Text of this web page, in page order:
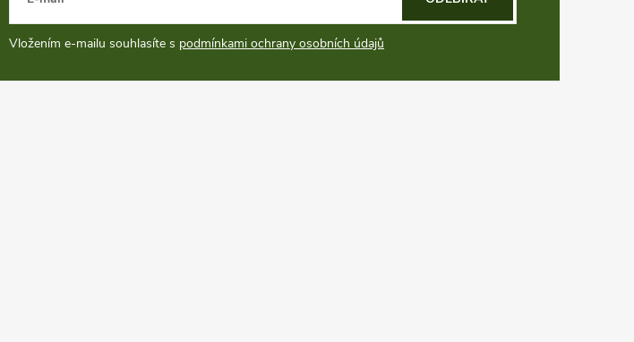
Vložením e-mailu souhlasíte s podmínkami ochrany osobních údajů